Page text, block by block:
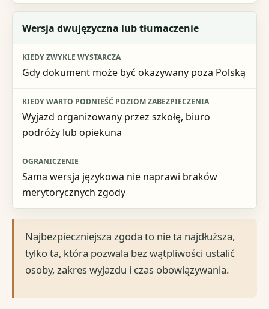
Wersja dwujęzyczna lub tłumaczenie
Gdy dokument może być okazywany poza Polską
Wyjazd organizowany przez szkołę, biuro
podróży lub opiekuna
Sama wersja językowa nie naprawi braków
merytorycznych zgody
Najbezpieczniejsza zgoda to nie ta najdłuższa,
tylko ta, która pozwala bez wątpliwości ustalić
osoby, zakres wyjazdu i czas obowiązywania.